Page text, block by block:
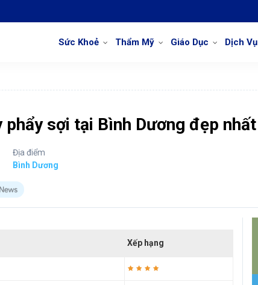
Sức Khoẻ Thẩm Mỹ Giáo Dục Dịch Vụ
sợi tại Bình Dương đẹp nhất
Địa điểm
Bình Dương
Xếp hạng